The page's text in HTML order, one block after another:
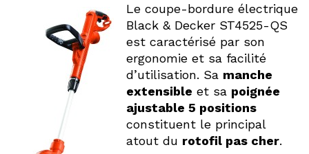
Le coupe-bordure électrique
Black & Decker ST4525-QS
est caractérisé par son
ergonomie et sa facilité
d’utilisation. Sa manche
extensible et sa poignée
ajustable 5 positions
constituent le principal
atout du rotofil pas cher.